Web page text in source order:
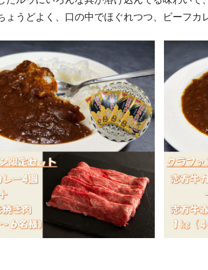
ょうどよく、口の中でほぐれつつ、ビーフカ